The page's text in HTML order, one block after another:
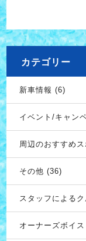
カテゴリー
新車情報 (6)
イベント/キャン
周辺のおすすめ
その他 (36)
スタッフによる
オーナーズボイ